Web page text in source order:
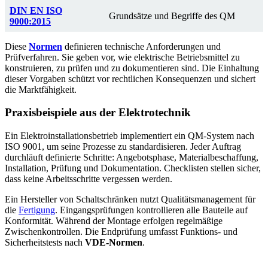
DIN EN ISO
9000:2015
Grundsätze und Begriffe des QM
Diese Normen definieren technische Anforderungen und
Prüfverfahren. Sie geben vor, wie elektrische Betriebsmittel zu
konstruieren, zu prüfen und zu dokumentieren sind. Die Einhaltung
dieser Vorgaben schützt vor rechtlichen Konsequenzen und sichert
die Marktfähigkeit.
Praxisbeispiele aus der Elektrotechnik
Ein Elektroinstallationsbetrieb implementiert ein QM-System nach
ISO 9001, um seine Prozesse zu standardisieren. Jeder Auftrag
durchläuft definierte Schritte: Angebotsphase, Materialbeschaffung,
Installation, Prüfung und Dokumentation. Checklisten stellen sicher,
dass keine Arbeitsschritte vergessen werden.
Ein Hersteller von Schaltschränken nutzt Qualitätsmanagement für
die Fertigung. Eingangsprüfungen kontrollieren alle Bauteile auf
Konformität. Während der Montage erfolgen regelmäßige
Zwischenkontrollen. Die Endprüfung umfasst Funktions- und
Sicherheitstests nach VDE-Normen.